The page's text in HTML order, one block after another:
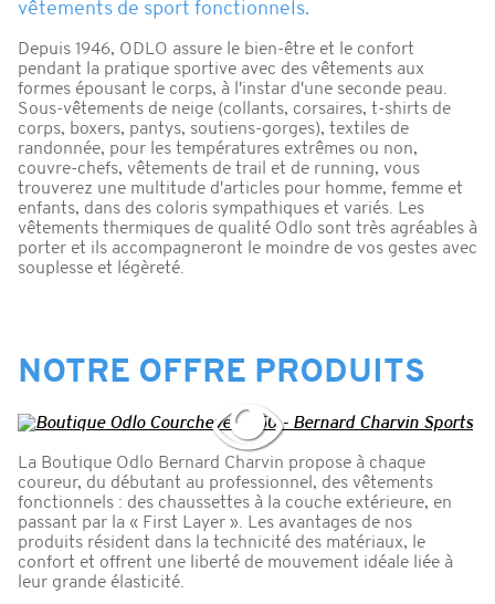
vêtements de sport fonctionnels.
Depuis 1946, ODLO assure le bien-être et le confort
pendant la pratique sportive avec des vêtements aux
formes épousant le corps, à l'instar d'une seconde peau.
Sous-vêtements de neige (collants, corsaires, t-shirts de
corps, boxers, pantys, soutiens-gorges), textiles de
randonnée, pour les températures extrêmes ou non,
couvre-chefs, vêtements de trail et de running, vous
trouverez une multitude d'articles pour homme, femme et
enfants, dans des coloris sympathiques et variés. Les
vêtements thermiques de qualité Odlo sont très agréables à
porter et ils accompagneront le moindre de vos gestes avec
souplesse et légèreté.
NOTRE OFFRE PRODUITS
La Boutique Odlo Bernard Charvin propose à chaque
coureur, du débutant au professionnel, des vêtements
fonctionnels : des chaussettes à la couche extérieure, en
passant par la « First Layer ». Les avantages de nos
produits résident dans la technicité des matériaux, le
confort et offrent une liberté de mouvement idéale liée à
leur grande élasticité.